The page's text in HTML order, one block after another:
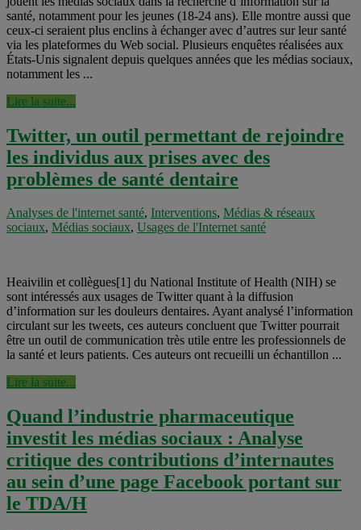
santé, notamment pour les jeunes (18-24 ans). Elle montre aussi que
ceux-ci seraient plus enclins à échanger avec d’autres sur leur santé
via les plateformes du Web social. Plusieurs enquêtes réalisées aux
États-Unis signalent depuis quelques années que les médias sociaux,
notamment les ...
Lire la suite...
Twitter, un outil permettant de rejoindre
les individus aux prises avec des
problèmes de santé dentaire
Analyses de l'internet santé, Interventions, Médias & réseaux
sociaux, Médias sociaux, Usages de l'Internet santé
Heaivilin et collègues[1] du National Institute of Health (NIH) se
sont intéressés aux usages de Twitter quant à la diffusion
d’information sur les douleurs dentaires. Ayant analysé l’information
circulant sur les tweets, ces auteurs concluent que Twitter pourrait
être un outil de communication très utile entre les professionnels de
la santé et leurs patients. Ces auteurs ont recueilli un échantillon ...
Lire la suite...
Quand l’industrie pharmaceutique
investit les médias sociaux : Analyse
critique des contributions d’internautes
au sein d’une page Facebook portant sur
le TDA/H